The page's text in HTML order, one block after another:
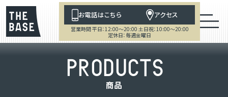
お電話はこちら アクセス
営業時間 平日：12:00～20:00 土日祝：10:00～20:00
定休日：毎週金曜日
PRODUCTS
商品